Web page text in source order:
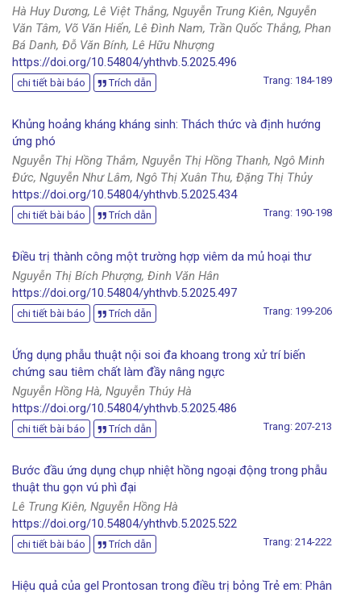
Hà Huy Dương, Lê Việt Thắng, Nguyễn Trung Kiên, Nguyễn
Văn Tâm, Võ Văn Hiển, Lê Đình Nam, Trần Quốc Thắng, Phan
Bá Danh, Đỗ Văn Bính, Lê Hữu Nhượng
https://doi.org/10.54804/yhthvb.5.2025.496
chi tiết bài báo Trích dẫn Trang: 184-189
Khủng hoảng kháng kháng sinh: Thách thức và định hướng
ứng phó
Nguyễn Thị Hồng Thắm, Nguyễn Thị Hồng Thanh, Ngô Minh
Đức, Nguyễn Như Lâm, Ngô Thị Xuân Thu, Đặng Thị Thủy
https://doi.org/10.54804/yhthvb.5.2025.434
chi tiết bài báo Trích dẫn Trang: 190-198
Điều trị thành công một trường hợp viêm da mủ hoại thư
Nguyễn Thị Bích Phượng, Đinh Văn Hân
https://doi.org/10.54804/yhthvb.5.2025.497
chi tiết bài báo Trích dẫn Trang: 199-206
Ứng dụng phẫu thuật nội soi đa khoang trong xử trí biến
chứng sau tiêm chất làm đầy nâng ngực
Nguyễn Hồng Hà, Nguyễn Thúy Hà
https://doi.org/10.54804/yhthvb.5.2025.486
chi tiết bài báo Trích dẫn Trang: 207-213
Bước đầu ứng dụng chụp nhiệt hồng ngoại động trong phẫu
thuật thu gọn vú phì đại
Lê Trung Kiên, Nguyễn Hồng Hà
https://doi.org/10.54804/yhthvb.5.2025.522
chi tiết bài báo Trích dẫn Trang: 214-222
Hiệu quả của gel Prontosan trong điều trị bỏng Trẻ em: Phân